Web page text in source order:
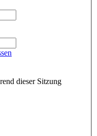
dieser Sitzung